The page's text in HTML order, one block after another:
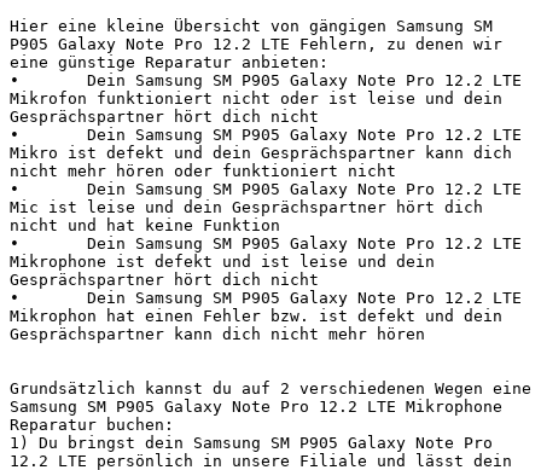
Hier eine kleine Übersicht von gängigen Samsung SM
P905 Galaxy Note Pro 12.2 LTE Fehlern, zu denen wir
eine günstige Reparatur anbieten:
•	Dein Samsung SM P905 Galaxy Note Pro 12.2 LTE
Mikrofon funktioniert nicht oder ist leise und dein
Gesprächspartner hört dich nicht
•	Dein Samsung SM P905 Galaxy Note Pro 12.2 LTE
Mikro ist defekt und dein Gesprächspartner kann dich
nicht mehr hören oder funktioniert nicht
•	Dein Samsung SM P905 Galaxy Note Pro 12.2 LTE
Mic ist leise und dein Gesprächspartner hört dich
nicht und hat keine Funktion
•	Dein Samsung SM P905 Galaxy Note Pro 12.2 LTE
Mikrophone ist defekt und ist leise und dein
Gesprächspartner hört dich nicht
•	Dein Samsung SM P905 Galaxy Note Pro 12.2 LTE
Mikrophon hat einen Fehler bzw. ist defekt und dein
Gesprächspartner kann dich nicht mehr hören
Grundsätzlich kannst du auf 2 verschiedenen Wegen eine
Samsung SM P905 Galaxy Note Pro 12.2 LTE Mikrophone
Reparatur buchen:
1) Du bringst dein Samsung SM P905 Galaxy Note Pro
12.2 LTE persönlich in unsere Filiale und lässt dein